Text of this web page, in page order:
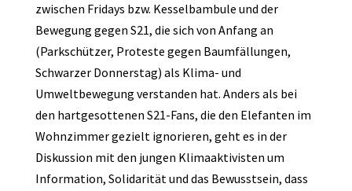
zwischen Fridays bzw. Kesselbambule und der
Bewegung gegen S21, die sich von Anfang an
(Parkschützer, Proteste gegen Baumfällungen,
Schwarzer Donnerstag) als Klima- und
Umweltbewegung verstanden hat. Anders als bei
den hartgesottenen S21-Fans, die den Elefanten im
Wohnzimmer gezielt ignorieren, geht es in der
Diskussion mit den jungen Klimaaktivisten um
Information, Solidarität und das Bewusstsein, dass